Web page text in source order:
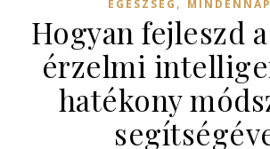
EGÉSZSÉG
Hogyan fejleszd
érzelmi
hatékony